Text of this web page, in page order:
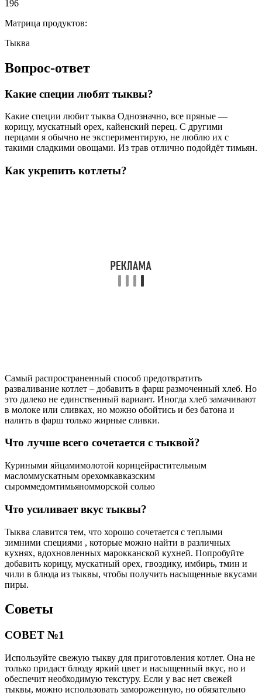
Что лучше всего сочетается с тыквой?
добавить корицу, мускатный орех, гвоздику, имбирь, тмин и
чили в блюда из тыквы, чтобы получить насыщенные вкусами
пиры.
Советы
СОВЕТ №1
Используйте свежую тыкву для приготовления котлет. Она не
только придаст блюду яркий цвет и насыщенный вкус, но и
обеспечит необходимую текстуру. Если у вас нет свежей
тыквы, можно использовать замороженную, но обязательно
разморозьте её и отожмите лишнюю влагу.
СОВЕТ №2
Добавьте в фарш специи и травы по своему вкусу. Кориандр,
куркума, чеснок или зелень сделают котлеты более
ароматными и вкусными. Экспериментируйте с различными
сочетаниями, чтобы найти идеальный для себя вариант.
СОВЕТ №3
Для улучшения текстуры и вкуса котлет, добавьте в массу
связать ингредиенты и придаст котлетам более плотную
консистенцию, а также сделает их более сытными.
СОВЕТ №4